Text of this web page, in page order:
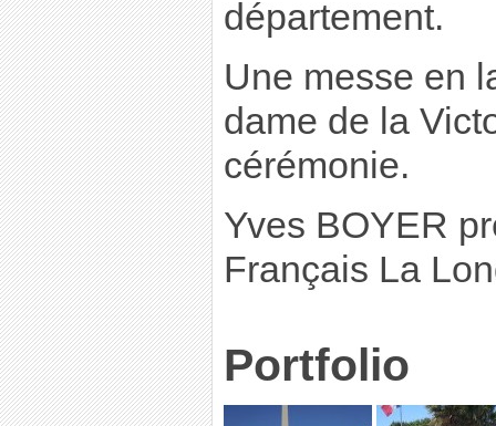
département.
Une messe en
dame de la
cérémonie.
Yves BOYER
Français La
Portfolio